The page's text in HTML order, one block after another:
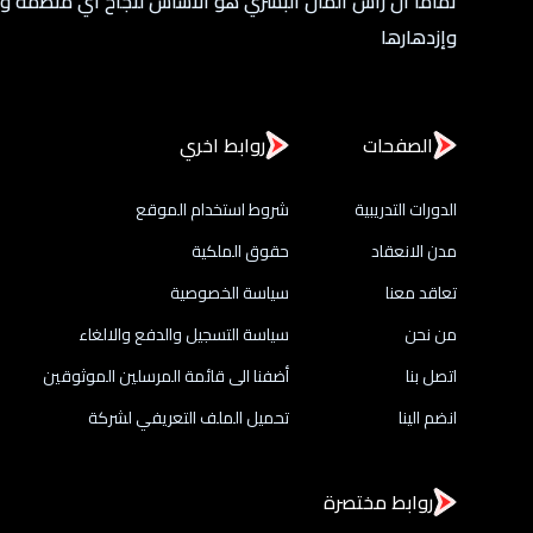
وإزدهارها
الصفحات
الدورات التدريبية
مدن الانعقاد
تعاقد معنا
من نحن
اتصل بنا
انضم الينا
روابط مختصرة
روابط اخري
شروط استخدام الموقع
حقوق الملكية
سياسة الخصوصية
سياسة التسجيل والدفع والالغاء
أضفنا الى قائمة المرسلين الموثوقين
تحميل الملف التعريفي لشركة